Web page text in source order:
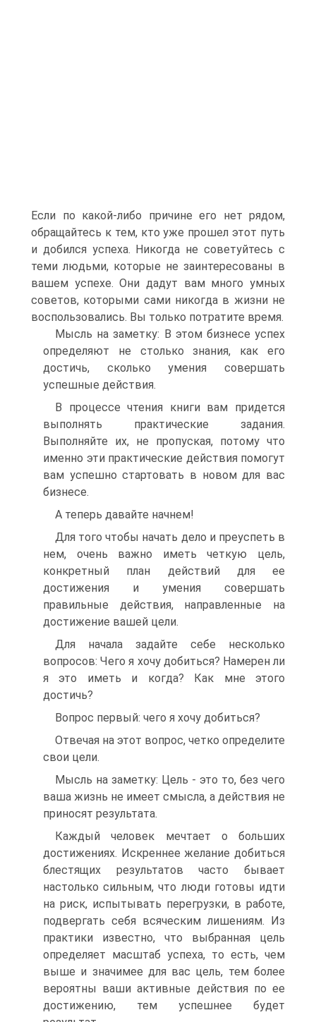
Если по какой-либо причине его нет рядом,
обращайтесь к тем, кто уже прошел этот путь
и добился успеха. Никогда не советуйтесь с
теми людьми, которые не заинтересованы в
вашем успехе. Они дадут вам много умных
советов, которыми сами никогда в жизни не
воспользовались. Вы только потратите время.
Мысль на заметку: В этом бизнесе успех
определяют не столько знания, как его
достичь, сколько умения совершать
успешные действия.
В процессе чтения книги вам придется
выполнять практические задания.
Выполняйте их, не пропуская, потому что
именно эти практические действия помогут
вам успешно стартовать в новом для вас
бизнесе.
А теперь давайте начнем!
Для того чтобы начать дело и преуспеть в
нем, очень важно иметь четкую цель,
конкретный план действий для ее
достижения и умения совершать
правильные действия, направленные на
достижение вашей цели.
Для начала задайте себе несколько
вопросов: Чего я хочу добиться? Намерен ли
я это иметь и когда? Как мне этого
достичь?
Вопрос первый: чего я хочу добиться?
Отвечая на этот вопрос, четко определите
свои цели.
Мысль на заметку: Цель - это то, без чего
ваша жизнь не имеет смысла, а действия не
приносят результата.
Каждый человек мечтает о больших
достижениях. Искреннее желание добиться
блестящих результатов часто бывает
настолько сильным, что люди готовы идти
на риск, испытывать перегрузки, в работе,
подвергать себя всяческим лишениям. Из
практики известно, что выбранная цель
определяет масштаб успеха, то есть, чем
выше и значимее для вас цель, тем более
вероятны ваши активные действия по ее
достижению, тем успешнее будет